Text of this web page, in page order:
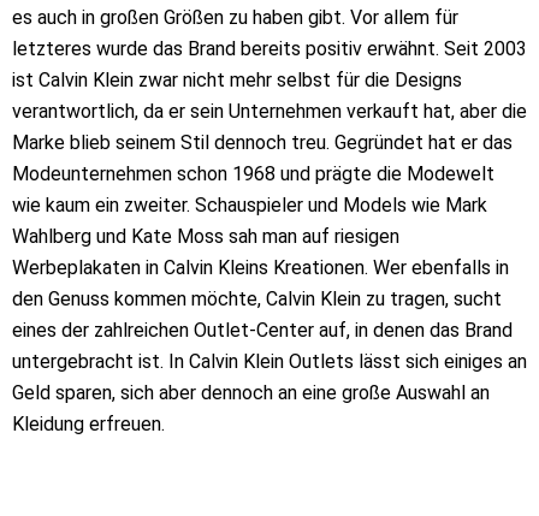
es auch in großen Größen zu haben gibt. Vor allem für
letzteres wurde das Brand bereits positiv erwähnt. Seit 2003
ist Calvin Klein zwar nicht mehr selbst für die Designs
verantwortlich, da er sein Unternehmen verkauft hat, aber die
Marke blieb seinem Stil dennoch treu. Gegründet hat er das
Modeunternehmen schon 1968 und prägte die Modewelt
wie kaum ein zweiter. Schauspieler und Models wie Mark
Wahlberg und Kate Moss sah man auf riesigen
Werbeplakaten in Calvin Kleins Kreationen. Wer ebenfalls in
den Genuss kommen möchte, Calvin Klein zu tragen, sucht
eines der zahlreichen Outlet-Center auf, in denen das Brand
untergebracht ist. In Calvin Klein Outlets lässt sich einiges an
Geld sparen, sich aber dennoch an eine große Auswahl an
Kleidung erfreuen.